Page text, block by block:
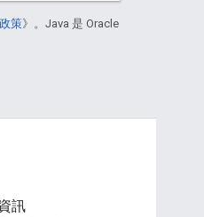
策》。Java 是 Oracle
訊